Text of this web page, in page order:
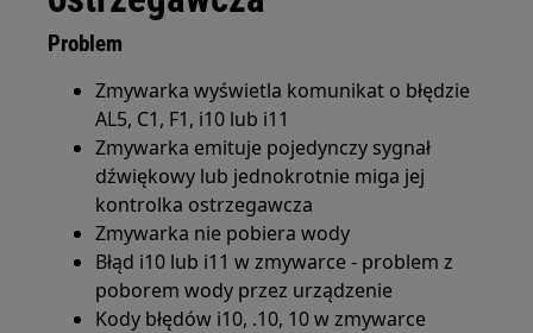
Problem
Zmywarka wyświetla komunikat o błędzie
AL5, C1, F1, i10 lub i11
Zmywarka emituje pojedynczy sygnał
dźwiękowy lub jednokrotnie miga jej
kontrolka ostrzegawcza
Zmywarka nie pobiera wody
Błąd i10 lub i11 w zmywarce - problem z
poborem wody przez urządzenie
Kody błędów i10, .10, 10 w zmywarce